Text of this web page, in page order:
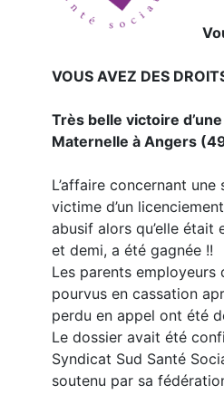
VOUS AVEZ DES
Très belle victoire
Maternelle à Angers
L’affaire concernant une
victime d’un licenciement
abusif alors qu’elle était
et demi, a été gagnée !!
Les parents employeurs
pourvus en cassation
perdu en appel ont été
Le dossier avait été
Syndicat Sud Santé
soutenu par sa